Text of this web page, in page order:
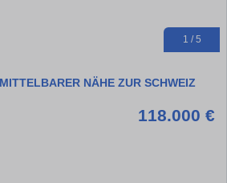
1 / 5
NÄHE ZUR SCHWEIZ
118.000 €